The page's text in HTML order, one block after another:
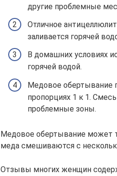
другие проблемные
Отличное
заливается горячей
В домашних условиях
горячей водой.
Медовое обертывание
пропорциях 1 к 1.
проблемные зоны.
Медовое обертывание может
меда смешиваются с
Отзывы многих женщин